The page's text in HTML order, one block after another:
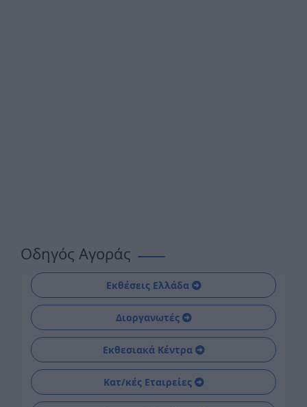
Οδηγός Αγοράς
Εκθέσεις Ελλάδα
Διοργανωτές
Εκθεσιακά Κέντρα
Κατ/κές Εταιρείες